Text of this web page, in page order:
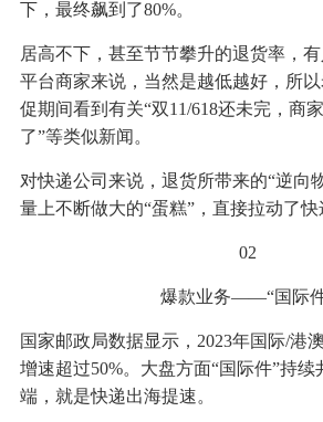
下，最终飙到了80%。
居高不下，甚至节节攀升的退货率，
平台商家来说，当然是越低越好，所
促期间看到有关“双11/618还未完，商
了”等类似新闻。
对快递公司来说，退货所带来的“逆向
量上不断做大的“蛋糕”，直接拉动了快
02
爆款业务——“国际
国家邮政局数据显示，2023年国际/港
增速超过50%。大盘方面“国际件”持
端，就是快递出海提速。